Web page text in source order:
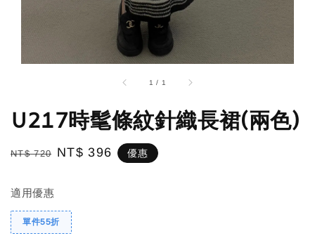
1 / 1
U217時髦條紋針織長裙(兩色)
Regular
NT$ 720 Sale
NT$ 396 優惠
適用優惠
單件55折